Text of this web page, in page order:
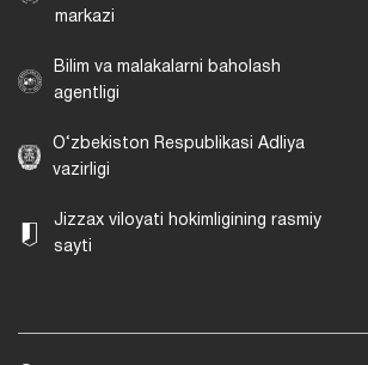
markazi
Bilim va malakalarni baholash
agentligi
O‘zbekiston Respublikasi Adliya
vazirligi
Jizzax viloyati hokimligining rasmiy
sayti